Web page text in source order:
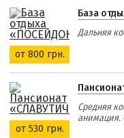
от 800 грн.
База
Дальняя
от 530 грн.
Средняя
анимация.